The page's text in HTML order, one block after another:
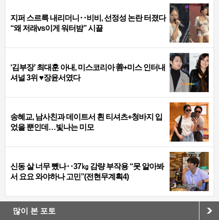
지퍼 스르륵 내리더니‥비비, 선정성 논란 터졌다
“왜 저래vs이게 워터밤” 시끌
‘김부장’ 최대훈 아내, 미스코리아 善+미스 인터내
셔널 3위 ♥장윤서였다
송혜교, 남사친과 데이트서 흰 티셔츠+청바지 입
었을 뿐인데…빛나는 미모
신동 살 너무 뺐나‥37㎏ 감량 부작용 “못 알아봐
서 요요 와야하나 고민”(전현무계획4)
많이 본 포토